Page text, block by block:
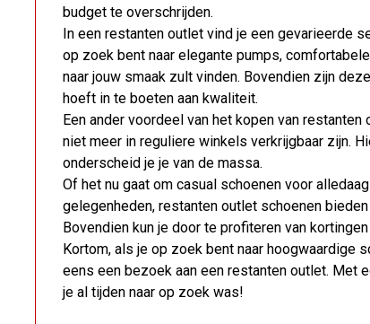
budget te overschrijden.
In een restanten outlet vind je een gevarieerde
op zoek bent naar elegante pumps,
naar jouw smaak zult vinden. Bovendien zijn
hoeft in te boeten aan kwaliteit.
Een ander voordeel van het kopen van
niet meer in reguliere winkels verkrijgbaar zijn.
onderscheid je je van de massa.
Of het nu gaat om casual schoenen voor
gelegenheden, restanten outlet schoenen
Bovendien kun je door te profiteren van
Kortom, als je op zoek bent naar hoogwaardige
eens een bezoek aan een restanten outlet. Met
je al tijden naar op zoek was!